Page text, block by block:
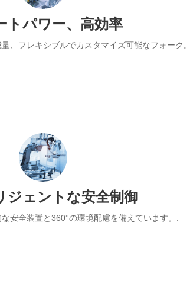
トパワー、高効率
、フレキシブルでカスタマイズ可能なフォーク。.
ジェントな安全制御
安全装置と360°の環境配慮を備えています。.